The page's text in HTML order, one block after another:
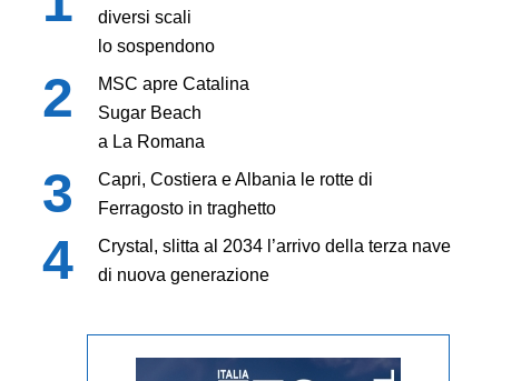
diversi scali
lo sospendono
MSC apre Catalina
Sugar Beach
a La Romana
Capri, Costiera e Albania le rotte di
Ferragosto in traghetto
Crystal, slitta al 2034 l’arrivo della terza nave
di nuova generazione